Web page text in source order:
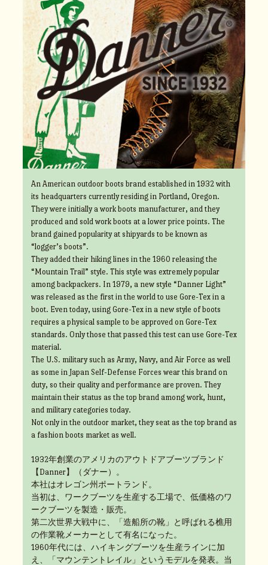
An American outdoor boots brand established in 1932 with
its headquarters currently residing in Portland, Oregon.
They were initially a work boots manufacturer, and they
produced and sold work boots at a lower price points. The
brand gained popularity at shipyards to be known as
“logger’s boots”.
They added their hiking lines in the 1960 releasing the
“Mountain Trail” style. This style was extremely popular
among backpackers. In 1979, a new style “Danner Light”
was released as the first in the world to use Gore-Tex in a
boot. Even today, using Gore-Tex in a new style of boots
requires a physical sample to be approved on Gore-Tex
standards. Only those that passed this test can use Gore-Tex
material.
The U.S. military such as Army, Navy, and Air Force as well
as some in Japan Self-Defense Forces wear this brand on
duty, so their quality and performance are proven. They
maintain their status as the top brand among work, hunt,
and military categories today.
Not only in the outdoor market, they seat as the top brand as
a fashion boots market as well.
1932年創業のアメリカのアウトドアブーツブランド
【Danner】（ダナー）。
本社はオレゴン州ポートランド。
当初は、ワークブーツを生産する工場で、低価格のワ
ークブーツを製造・販売。
第二次世界大戦中に、「造船所の靴」と呼ばれる樵用
の作業靴メーカーとして有名になった。
1960年代には、ハイキングブーツを生産ラインに加
え、「マウンテントレイル」というモデルを発表。当